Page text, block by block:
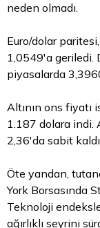
neden olmadı.
Euro/dolar
1,0549'a geriledi.
piyasalarda
Altının ons fiyatı
1.187 dolara indi.
2,36'da sabit
Öte yandan,
York Borsasında
Teknoloji
ağırlıklı seyrini